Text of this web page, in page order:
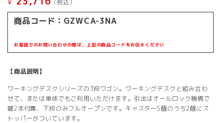
¥ (税込）
商品コード：GZWCA-3NA
お電話でのお問い合わせの際は、上記の商品コードをお伝えください
【商品説明】
ワーキングデスクシリーズの3段ワゴン。ワーキングデスクと組み合わ
せて、または単体でもご利用いただけます。引出はオールロック機構で
鍵2本付属、下段のみフルオープンです。キャスター5個のうち2個にス
トッパーがついています。